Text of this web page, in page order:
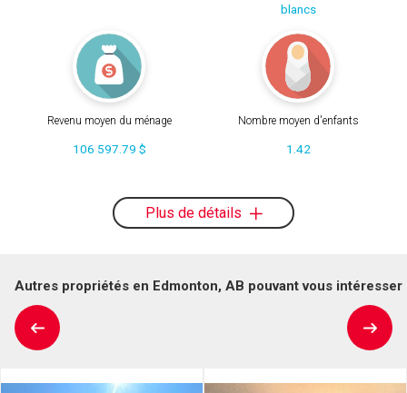
blancs
Revenu moyen du ménage
106 597.79 $
Nombre moyen d'enfants
1.42
Plus de détails
Autres propriétés en Edmonton, AB pouvant vous intéresser